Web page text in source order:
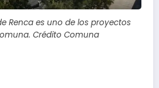
Renca es uno de los proyectos
Crédito Comuna